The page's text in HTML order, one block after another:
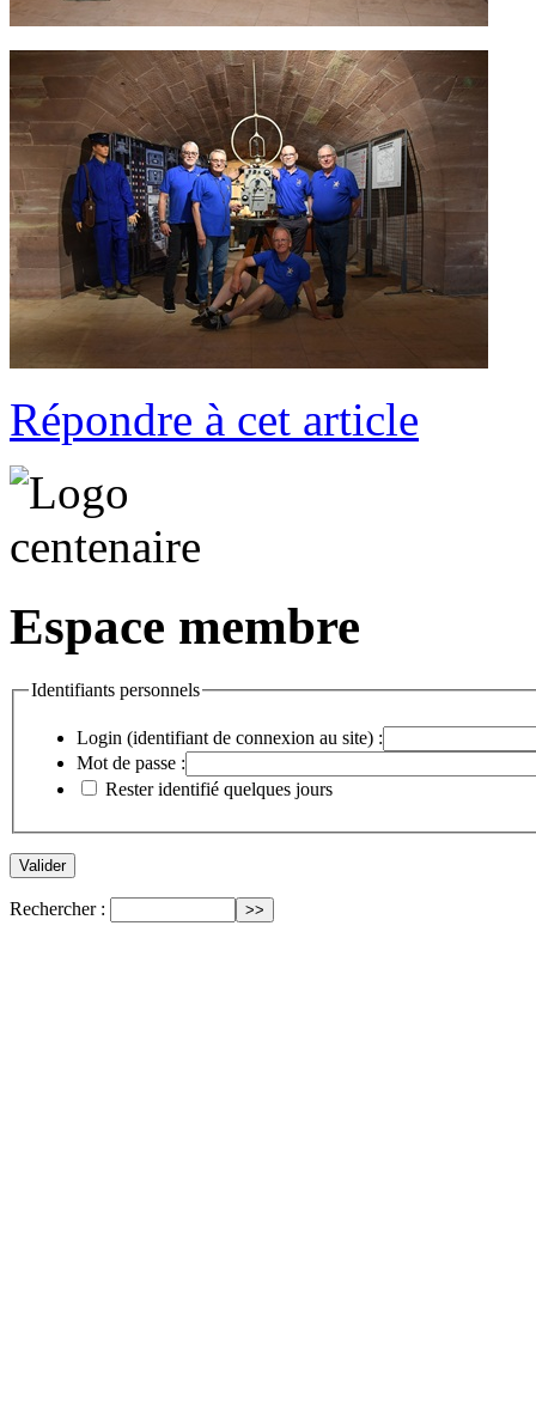
Répondre à cet article
Espace membre
Identifiants personnels
Login (identifiant de connexion au site) :
Mot de passe :
Rester identifié quelques jours
Rechercher :